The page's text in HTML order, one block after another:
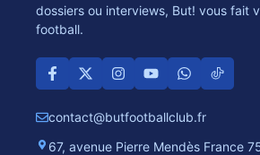
dossiers ou interviews, But! vous fait
football.
contact@butfootballclub.fr
67, avenue Pierre Mendès France